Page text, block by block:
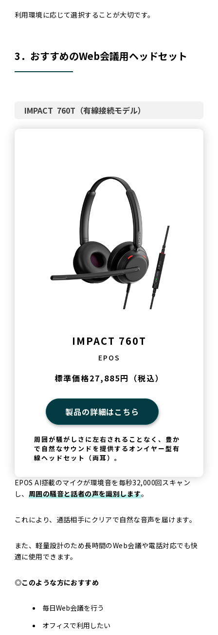
利用環境に応じて選択することが大切です。
3．おすすめのWeb会議用ヘッドセット
IMPACT 760T（有線接続モデル）
IMPACT 760T
EPOS
標準価格27,885円（税込）
製品の詳細はこちら
周囲が騒がしさに左右されることなく、豊か
で自然なサウンドを提供するオンイヤー型有
線ヘッドセット（両耳）。
EPOS AI搭載のマイクが環境音を毎秒32,000回スキャン
し、 周囲の騒音と話者の声を識別します。
これにより、通話相手にクリアで自然な音声を届けます。
また、軽量設計のため長時間のWeb会議や電話対応でも快
適に使用できます。
◎このような方におすすめ
毎日Web会議を行う
オフィスで利用したい